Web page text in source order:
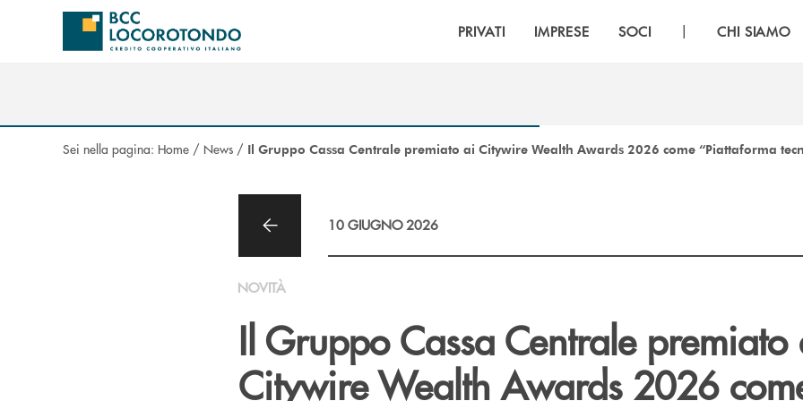
Salta al contenuto principale
PRIVATI IMPRESE SOCI | CHI SIAMO
Sei nella pagina: Home / News / Il Gruppo Cassa Centrale premiato ai Citywire Wealth Awards 2026 come “Piattaforma
10 GIUGNO 2026
NOVITÀ
Il Gruppo Cassa Centrale premiato
Citywire Wealth Awards 2026